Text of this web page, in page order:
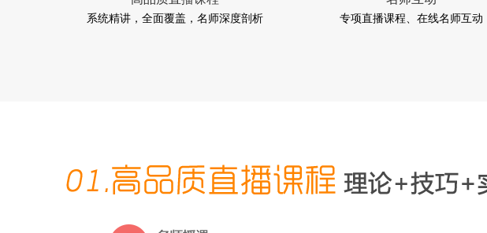
系统精讲，全面覆盖，名师深度剖析 专项直播课程、在线名师互动